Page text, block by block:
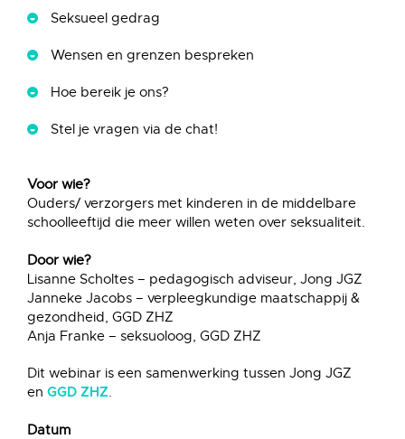
Seksueel gedrag
Wensen en grenzen bespreken
Hoe bereik je ons?
Stel je vragen via de chat!
Voor wie?
Ouders/ verzorgers met kinderen in de middelbare
schoolleeftijd die meer willen weten over seksualiteit.
Door wie?
Lisanne Scholtes – pedagogisch adviseur, Jong JGZ
Janneke Jacobs – verpleegkundige maatschappij &
gezondheid, GGD ZHZ
Anja Franke – seksuoloog, GGD ZHZ
Dit webinar is een samenwerking tussen Jong JGZ
en GGD ZHZ.
Datum